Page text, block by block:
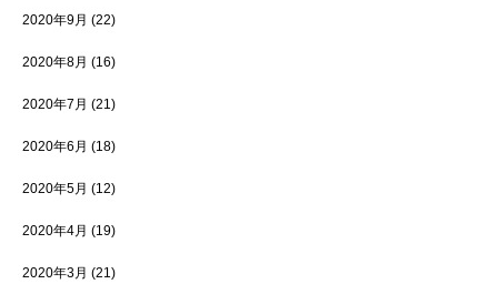
2020年9月 (22)
2020年8月 (16)
2020年7月 (21)
2020年6月 (18)
2020年5月 (12)
2020年4月 (19)
2020年3月 (21)